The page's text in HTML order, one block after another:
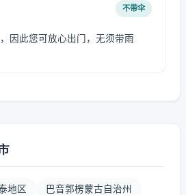
不带伞
因此您可放心出门，无须带雨
地区 巴音郭楞蒙古自治州